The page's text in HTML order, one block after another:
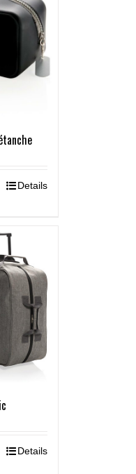
Details
Details